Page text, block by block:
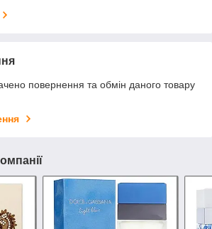
повернення та обмін даного товару